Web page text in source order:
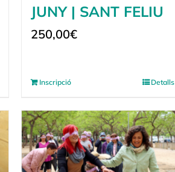
JUNY | SANT FELIU
250,00€
Inscripció Detalls